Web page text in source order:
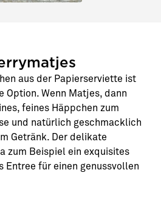
aus der Papierserviette ist
Option. Wenn Matjes, dann
feines Häppchen zum
und natürlich geschmacklich
Getränk. Der delikate
zum Beispiel ein exquisites
Entree für einen genussvollen